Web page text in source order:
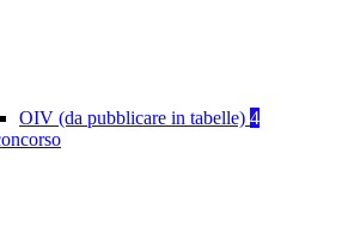
OIV (da pubblicare in tabelle) 4